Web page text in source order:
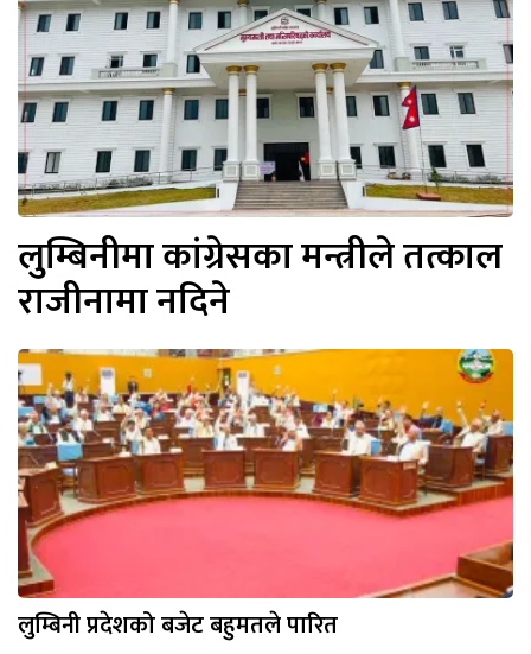
लुम्बिनीमा कांग्रेसका मन्त्रीले तत्काल
राजीनामा नदिने
लुम्बिनी प्रदेशको बजेट बहुमतले पारित